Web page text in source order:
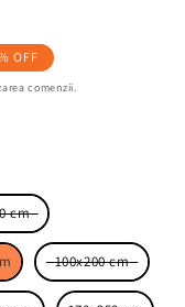
OFF
comenzii.
cm
100x200 cm